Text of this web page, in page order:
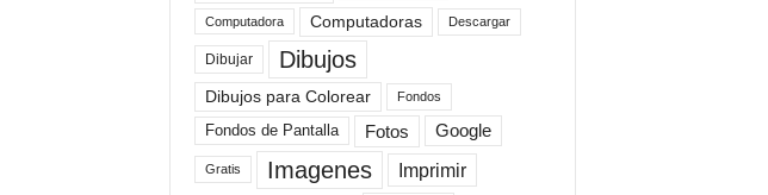
Computadora Computadoras Descargar
Dibujar Dibujos
Dibujos para Colorear Fondos
Fondos de Pantalla Fotos Google
Gratis Imagenes Imprimir